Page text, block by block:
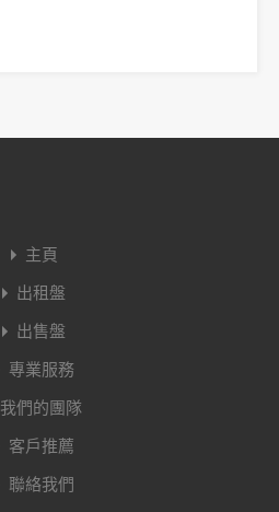
主頁
出租盤
出售盤
專業服務
我們的團隊
客戶推薦
聯絡我們